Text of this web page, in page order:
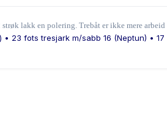
lakk en polering. Trebåt er ikke mere arbeid
23 fots tresjark m/sabb 16 (Neptun) • 17